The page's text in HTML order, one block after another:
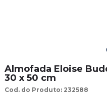
Almofada Eloise
30 x 50 cm
Cod. do Produto: 232588